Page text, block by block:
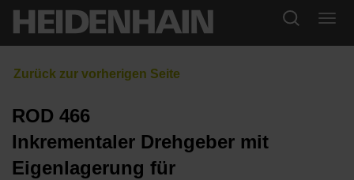
ROD 466
Inkrementaler Drehgeber mit
Eigenlagerung für